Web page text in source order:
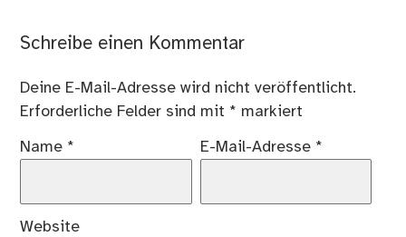
Schreibe einen Kommentar
Deine E-Mail-Adresse wird nicht veröffentlicht.
Erforderliche Felder sind mit * markiert
Name * E-Mail-Adresse *
Website